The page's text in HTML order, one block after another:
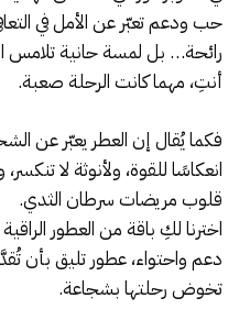
حب ودعم تعبّر عن الأمل في
رائحة… بل لمسة حانية
أنتِ، مهما كانت الرحلة صعبة.
فكما يُقال إن العطر يعبّر عن
انعكاسًا للقوة، ولأنوثة لا
قلوب مريضات سرطان الثدي.
اخترنا لكِ باقة من العطور
دعم واحتواء، عطور تليق بأن
تخوض رحلتها بشجاعة.